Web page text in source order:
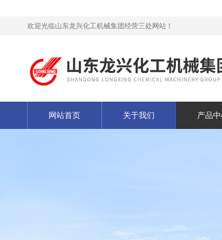
欢迎光临山东龙兴化工机械集团经营三处网站！
网站首页 关于我们 产品